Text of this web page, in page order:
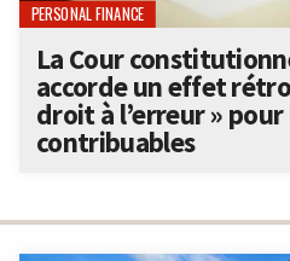
PERSONAL FINANCE
La Cour
accorde un effet
droit à l’erreur » pour
contribuables